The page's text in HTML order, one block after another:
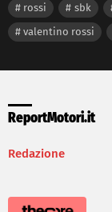
rossi
sbk
valentino rossi
ReportMotori.it
Redazione